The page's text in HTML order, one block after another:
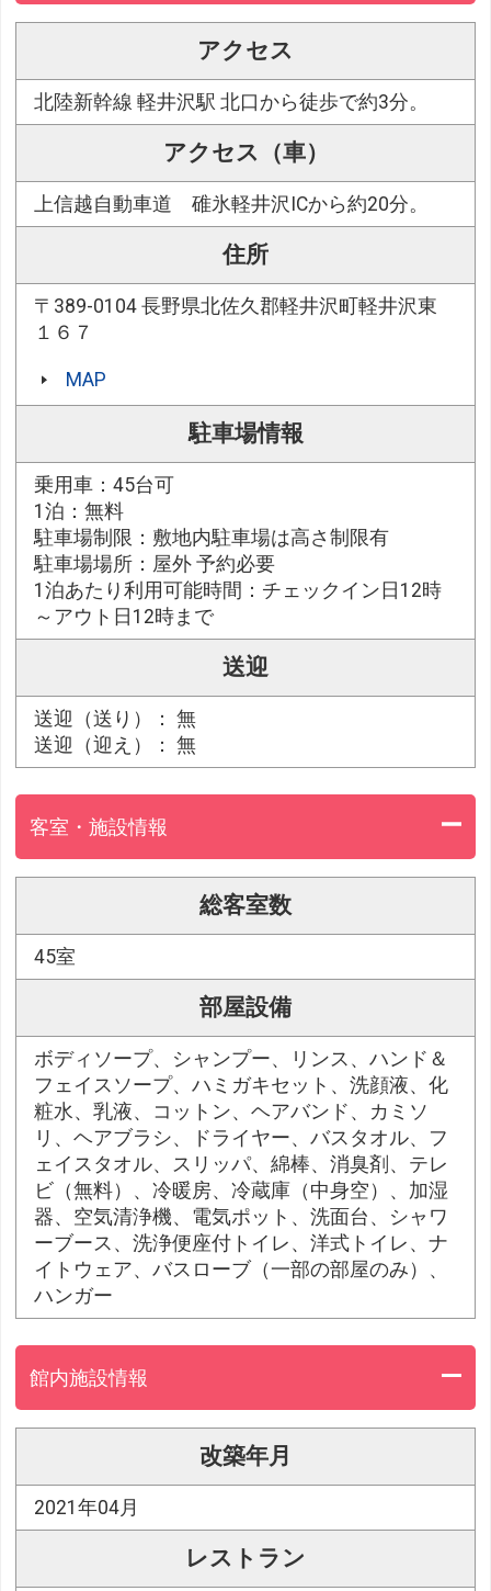
アクセス
北陸新幹線 軽井沢駅 北口から徒歩で約3分。
アクセス（車）
上信越自動車道 碓氷軽井沢ICから約20分。
住所
〒389-0104 長野県北佐久郡軽井沢町軽井沢東
１６７
MAP
駐車場情報
乗用車：45台可
1泊：無料
駐車場制限：敷地内駐車場は高さ制限有
駐車場場所：屋外 予約必要
1泊あたり利用可能時間：チェックイン日12時
～アウト日12時まで
送迎
送迎（送り）： 無
送迎（迎え）： 無
客室・施設情報
総客室数
45室
部屋設備
ボディソープ、シャンプー、リンス、ハンド＆
フェイスソープ、ハミガキセット、洗顔液、化
粧水、乳液、コットン、ヘアバンド、カミソ
リ、ヘアブラシ、ドライヤー、バスタオル、フ
ェイスタオル、スリッパ、綿棒、消臭剤、テレ
ビ（無料）、冷暖房、冷蔵庫（中身空）、加湿
器、空気清浄機、電気ポット、洗面台、シャワ
ーブース、洗浄便座付トイレ、洋式トイレ、ナ
イトウェア、バスローブ（一部の部屋のみ）、
ハンガー
館内施設情報
改築年月
2021年04月
レストラン